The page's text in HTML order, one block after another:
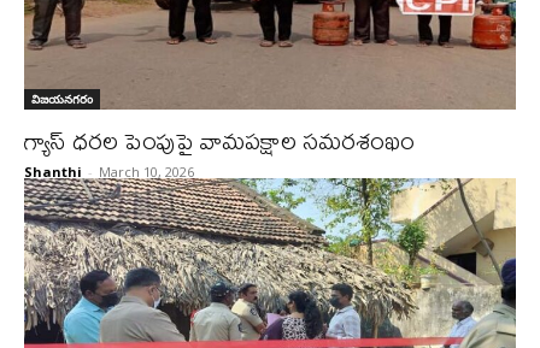
విజయనగరం
గ్యాస్ ధరల పెంపుపై వామపక్షాల సమరశంఖం
Shanthi - March 10, 2026